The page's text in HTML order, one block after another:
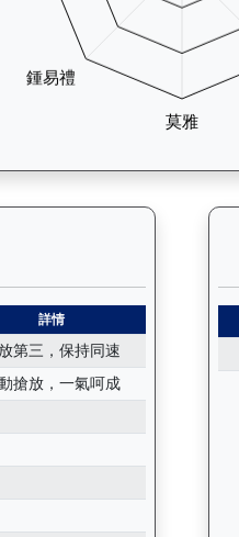
：查看馬匹所有試
詳情
第三，保持同速
搶放，一氣呵成